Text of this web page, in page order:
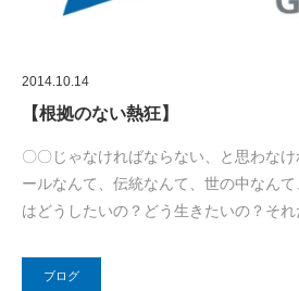
2014.10.14
【根拠のない熱狂】
〇〇じゃなければならない、と思わな
ールなんて、伝統なんて、世の中なん
はどうしたいの？どう生きたいの？それ
ブログ